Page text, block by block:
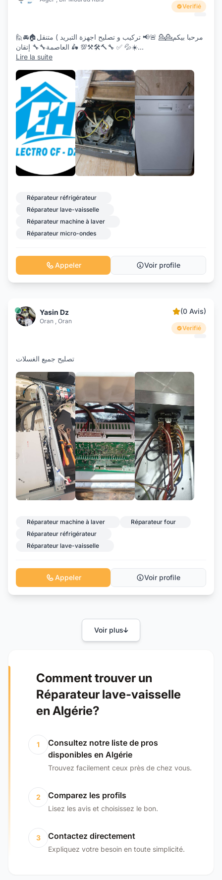
Verifié
🙋مرحبا بيكم💁💁 🚨📢 تركيب و تصليح اجهزة التبريد ) متنقل🏠🚘
🛵 العاصمة🔧🔧 إتقان 💯⚒️🛠️🔨🔧 ✅ 💦☀️...
Lire la suite
Réparateur réfrigérateur
Réparateur lave-vaisselle
Réparateur machine à laver
Réparateur micro-ondes
Appeler Voir profile
Yasin Dz
Oran , Oran
(0 Avis)
Verifié
تصليح جميع الغسلات
Réparateur machine à laver
Réparateur four
Réparateur réfrigérateur
Réparateur lave-vaisselle
Appeler Voir profile
Voir plus
Comment trouver un
Réparateur lave-vaisselle
en Algérie?
1
Consultez notre liste de pros
disponibles en Algérie
Trouvez facilement ceux près de chez vous.
2 Comparez les profils
Lisez les avis et choisissez le bon.
3 Contactez directement
Expliquez votre besoin en toute simplicité.